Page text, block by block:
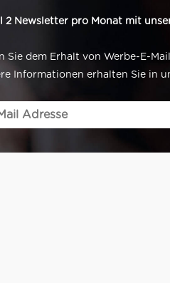
2 Newsletter pro Monat mit
dem Erhalt von Werbe-E-
Informationen erhalten Sie in